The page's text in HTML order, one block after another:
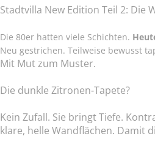
Stadtvilla New Edition Teil 2: Die
Die 80er hatten viele Schichten.
Neu gestrichen. Teilweise bewusst
Mit Mut zum Muster.
Die dunkle Zitronen-Tapete?
Kein Zufall. Sie bringt Tiefe.
klare, helle Wandflächen. Damit